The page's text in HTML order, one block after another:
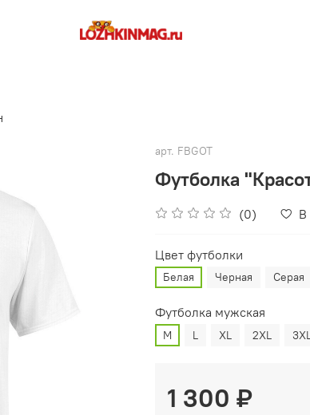
арт. FBGOT
Футболка
(0) В
Цвет футболки
Белая Черная Серая
Футболка мужская
M L XL 2XL
1 300 ₽